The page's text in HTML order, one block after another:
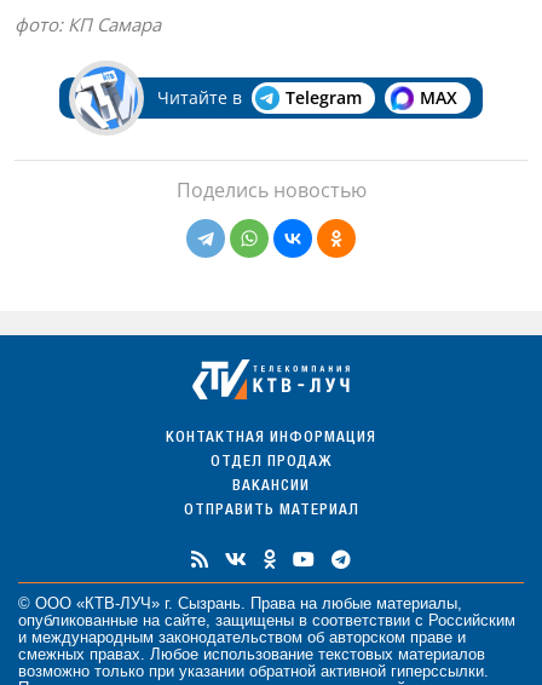
фото: КП Самара
Читайте в Telegram MAX
Поделись новостью
КОНТАКТНАЯ ИНФОРМАЦИЯ
ОТДЕЛ ПРОДАЖ
ВАКАНСИИ
ОТПРАВИТЬ МАТЕРИАЛ
© ООО «КТВ-ЛУЧ» г. Сызрань. Права на любые материалы
опубликованные на сайте, защищены в соответствии с Российским
и международным законодательством об авторском праве и
смежных правах. Любое использование текстовых материалов
возможно только при указании обратной активной гиперссылки.